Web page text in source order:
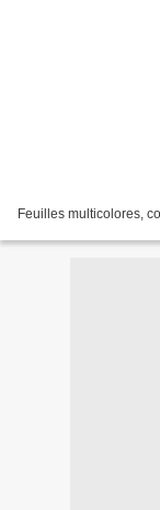
Feuilles multicolores,